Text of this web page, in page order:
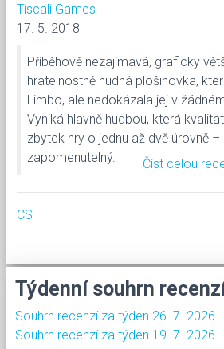
Tiscali Games
17. 5. 2018
Příběhově nezajímavá, graficky
hratelnostně nudná plošinovka,
Limbo, ale nedokázala jej v
Vyniká hlavně hudbou, která
zbytek hry o jednu až dvě úrovně
zapomenutelný.
Číst celou
CS
Týdenní souhrn
Souhrn recenzí za týden 26. 7. 2026 -
Souhrn recenzí za týden 19. 7. 2026 -